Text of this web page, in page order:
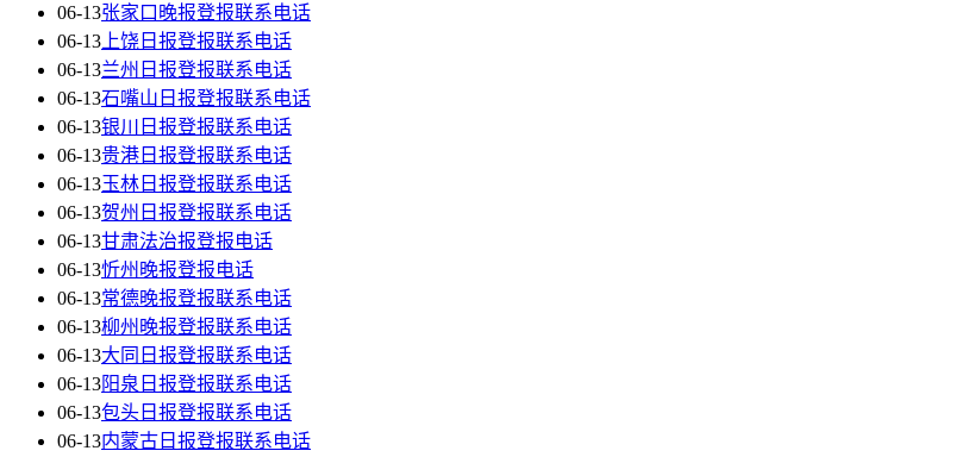
06-13张家口晚报登报联系电话
06-13 上饶日报登报联系电话
06-13兰州日报登报联系电话
06-13石嘴山日报登报联系电话
06-13银川日报登报联系电话
06-13贵港日报登报联系电话
06-13玉林日报登报联系电话
06-13贺州日报登报联系电话
06-13甘肃法治报登报电话
06-13忻州晚报登报电话
06-13常德晚报登报联系电话
06-13柳州晚报登报联系电话
06-13大同日报登报联系电话
06-13阳泉日报登报联系电话
06-13包头日报登报联系电话
06-13内蒙古日报登报联系电话